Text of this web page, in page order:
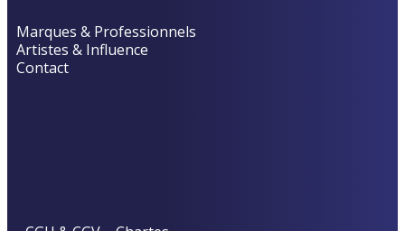
Marques & Professionnels
Artistes & Influence
Contact